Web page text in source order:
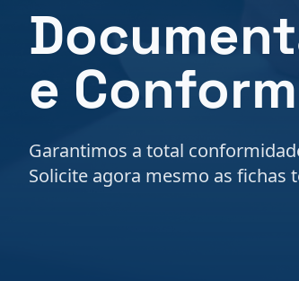
e
Garantimos a total
Solicite agora mesmo as fichas